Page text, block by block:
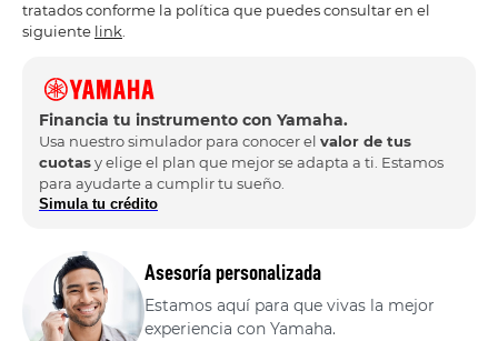
tratados conforme la política que puedes consultar en el
siguiente link
Financia tu instrumento con Yamaha.
Usa nuestro simulador para conocer el valor de tus
cuotasy elige el plan que mejor se adapta a ti. Estamos
para ayudarte a cumplir tu sueño.
Simula tu crédito
Asesoría personalizada
Estamos aquí para que vivas la mejor
experiencia con Yamaha.